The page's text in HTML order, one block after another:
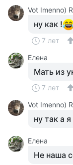
Vot Imenno)
ну как !
7 лет
Елена
Мать из
7 лет
Vot Imenno)
ну так а
Елена
Не наша